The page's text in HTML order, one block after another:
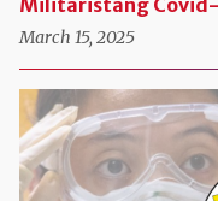
Militaristang
March 15, 2025